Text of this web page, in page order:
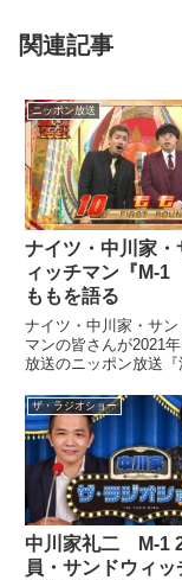
関連記事
ニッポン放送
ナイツ・中川家・
ィッチマン『M-1
ももを語る
ナイツ・中川家・サン
マンの皆さんが2021
放送のニッポン放送『
で、M-1グランプリ
り。ももネタについ
の採点をもとに話し
ザ・ラジオショー
中川家礼二 M-1
員・サンドウィッ